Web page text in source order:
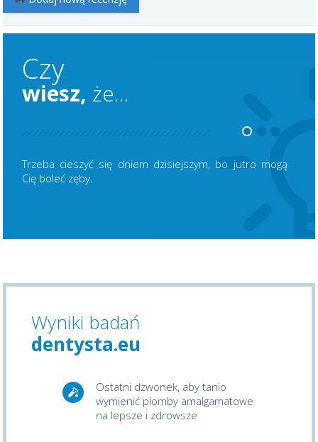
Czy
wiesz, że...
Trzeba cieszyć się dniem dzisiejszym, bo jutro mogą
Cię boleć zęby.
Wyniki badań
dentysta.eu
Ostatni dzwonek, aby tanio
wymienić plomby amalgamatowe
na lepsze i zdrowsze